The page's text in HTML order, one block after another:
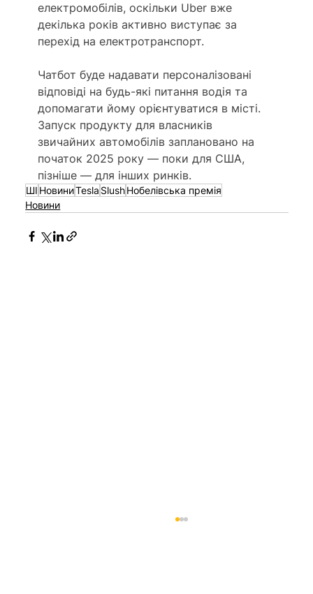
електромобілів, оскільки Uber вже
декілька років активно виступає за
перехід на електротранспорт.
Чатбот буде надавати персоналізовані
відповіді на будь-які питання водія та
допомагати йому орієнтуватися в місті.
Запуск продукту для власників
звичайних автомобілів заплановано на
початок 2025 року — поки для США,
пізніше — для інших ринків.
ШІ НовиниTesla SlushНобелівська премія
Новини